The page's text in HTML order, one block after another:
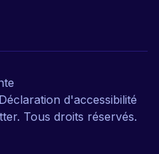
Tous droits réservés.
Déclaration d'accessibilité